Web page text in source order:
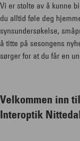
Vi er stolte av å kunne
du alltid føle deg
synsundersøkelse,
å titte på sesongens
sørger for at du får en
Velkommen inn
Interoptik